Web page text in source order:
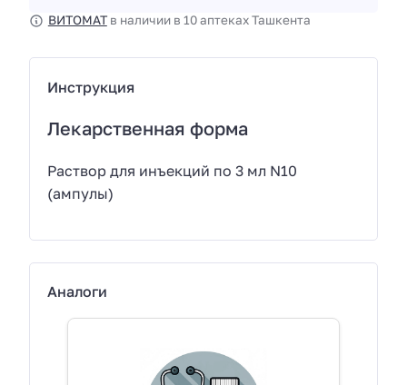
ВИТОМАТв наличии в 10 аптеках Ташкента
Инструкция
Лекарственная форма
Раствор для инъекций по 3 мл N10
(ампулы)
Аналоги